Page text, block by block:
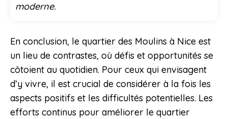
moderne.
En conclusion, le quartier des Moulins à Nice est
un lieu de contrastes, où défis et opportunités se
côtoient au quotidien. Pour ceux qui envisagent
d’y vivre, il est crucial de considérer à la fois les
aspects positifs et les difficultés potentielles. Les
efforts continus pour améliorer le quartier